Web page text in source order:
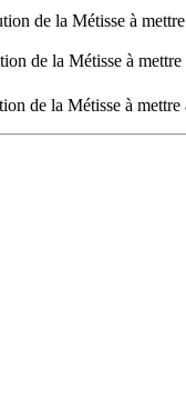
de la Métisse à
de la Métisse à mettre
de la Métisse à mettre